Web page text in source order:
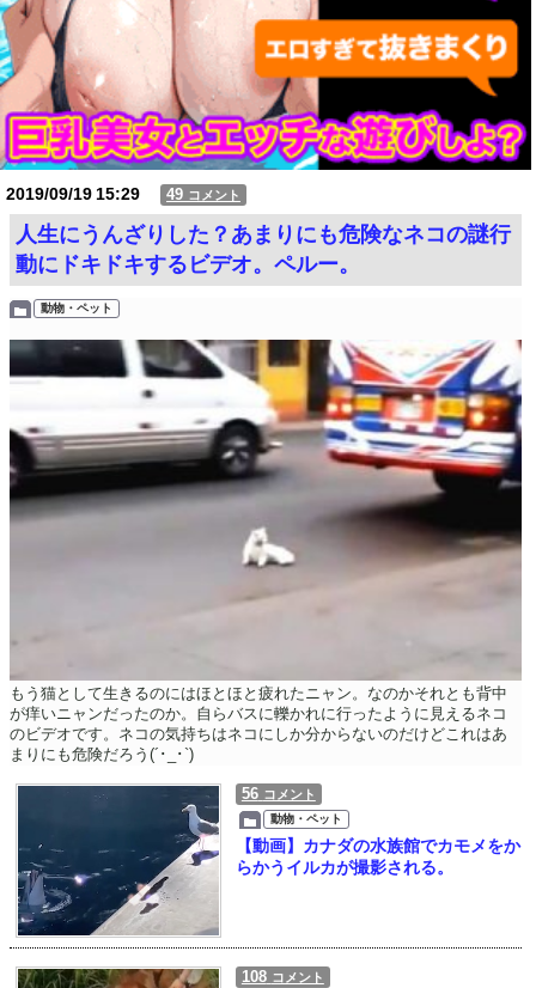
2019/09/1915:29 49 コメント
人生にうんざりした？あまりにも危険なネコの謎行
動にドキドキするビデオ。ペルー。
動物・ペット
もう猫として生きるのにはほとほと疲れたニャン。なのかそれとも背中
が痒いニャンだったのか。自らバスに轢かれに行ったように見えるネコ
のビデオです。ネコの気持ちはネコにしか分からないのだけどこれはあ
まりにも危険だろう(´･_･`)
56 コメント
動物・ペット
【動画】カナダの水族館でカモメをか
らかうイルカが撮影される。
108 コメント